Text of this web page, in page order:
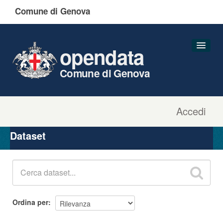
Comune di Genova
Accedi
opendata
Comune di Genova
Organizzazioni
Gruppi
Dataset
Ordina per